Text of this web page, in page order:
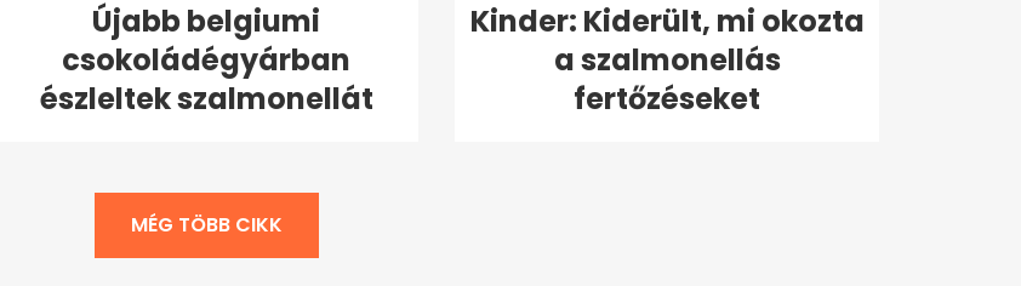
Újabb belgiumi
csokoládégyárban
észleltek szalmonellát
Kinder: Kiderült, mi okozta
a szalmonellás
fertőzéseket
MÉG TÖBB CIKK